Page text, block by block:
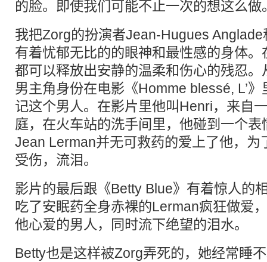
的脸。即使我们可能不止一次的想这么做
我把Zorg的扮演者Jean-Hugues
有着忧郁无比的的眼神和最性感的身体
都可以释放出安静的温柔和伤心的残忍
男主角身份在电影《Homme blessé, L’
记这个男人。在影片里他叫Henri，来自
庭，在火车站的洗手间里，他碰到一个
Jean Lerman并无可救药的爱上了他，为
受伤，流泪。
影片的最后跟《Betty Blue》有着惊人
吃了安眠药全身赤裸的Lerman疯狂做爱
他心爱的男人，同时流下绝望的泪水。
Betty也是这样被Zorg弄死的，她经常睡